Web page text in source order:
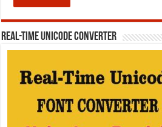
REAL-TIME UNICODE CONVERTER